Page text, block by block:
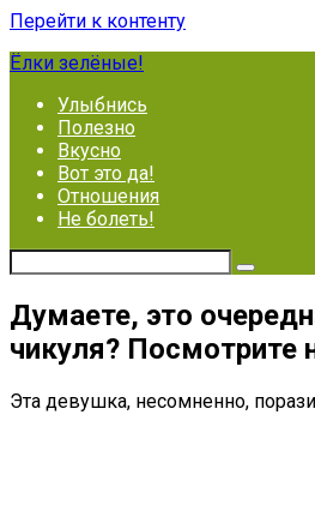
Перейти к контенту
Ёлки зелёные!
Улыбнись
Полезно
Вкусно
Вот это да!
Отношения
Не болеть!
Думаете, это
чикуля? Посмотрите
Эта девушка, несомненно,